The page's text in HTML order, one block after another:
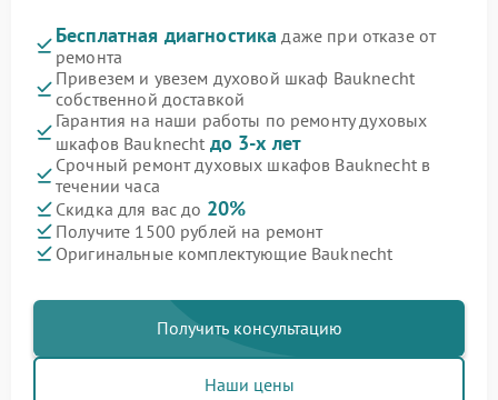
Бесплатная диагностика даже при отказе от
ремонта
Привезем и увезем духовой шкаф Bauknecht
собственной доставкой
Гарантия на наши работы по ремонту духовых
шкафов Bauknecht до 3-х лет
Срочный ремонт духовых шкафов Bauknecht в
течении часа
Скидка для вас до 20%
Получите 1500 рублей на ремонт
Оригинальные комплектующие Bauknecht
Получить консультацию
Наши цены